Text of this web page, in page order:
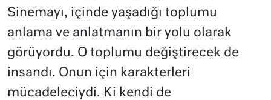
Sinemayı, içinde yaşadığı toplumu
anlama ve anlatmanın bir yolu olarak
görüyordu. O toplumu değiştirecek de
insandı. Onun için karakterleri
mücadeleciydi. Ki kendi de